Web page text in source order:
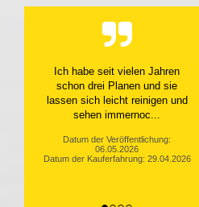
Top Service, top Produkt
Datum der Veröffentlichung:
10.04.2026
Datum der Kauferfahrung: 31.03.2026